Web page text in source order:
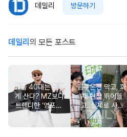
데일리 방문하기
데일리 의 모든 포스트
요즘 40대는 이렇
게 산다? MZ보다
트렌디한 ‘영포티’
분석
음주운전 막고, 화
재 현장 뛰어들
고..실제로 사람
구한 연예인 10